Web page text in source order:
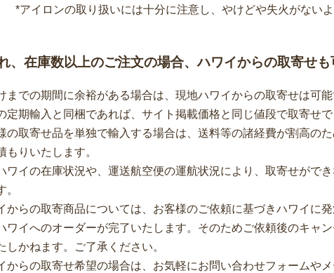
*アイロンの取り扱いには十分に注意し、やけどや失火がないよ
、在庫数以上のご注文の場合、ハワイからの取寄せも
までの期間に余裕がある場合は、現地ハワイからの取寄せは可能
定期輸入と同梱であれば、サイト掲載価格と同じ値段で取寄せで
の取寄せ品を単独で輸入する場合は、送料等の諸経費が割高の
もりいたします。
ワイの在庫状況や、運送航空便の運航状況により、取寄せがで
。
からの取寄商品については、お客様のご依頼に基づきハワイに
ワイへのオーダーが完了いたします。そのためご依頼後のキャ
しかねます。ご了承ください。
からの取寄せ希望の場合は、お気軽にお問い合わせフォームや